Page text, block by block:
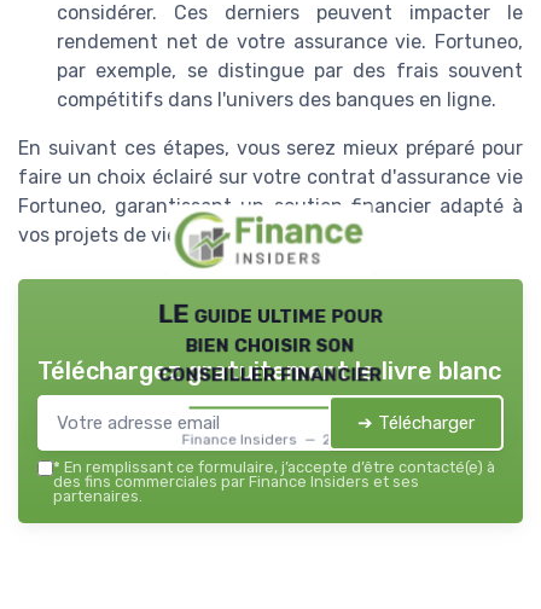
considérer. Ces derniers peuvent impacter le
rendement net de votre assurance vie. Fortuneo,
par exemple, se distingue par des frais souvent
compétitifs dans l'univers des banques en ligne.
En suivant ces étapes, vous serez mieux préparé pour
faire un choix éclairé sur votre contrat d'assurance vie
Fortuneo, garantissant un soutien financier adapté à
vos projets de vie.
LE guide ultime pour
bien choisir son
conseiller financier
Finance Insiders — 2026
Téléchargez gratuitement le livre blanc
➔ Télécharger
* En remplissant ce formulaire, j’accepte d’être contacté(e) à
des fins commerciales par Finance Insiders et ses
partenaires.